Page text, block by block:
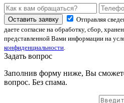
Оставить заявку
Отправляя
даете согласие на обработку, сбор,
представленной Вами информации на
конфиденциальности
Задать вопрос
Заполнив форму ниже, Вы
вопрос. Без спама.